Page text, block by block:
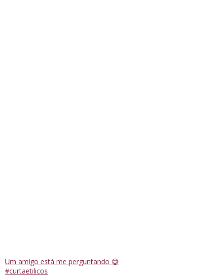
Um amigo está me perguntando 😅
#curtaetilicos